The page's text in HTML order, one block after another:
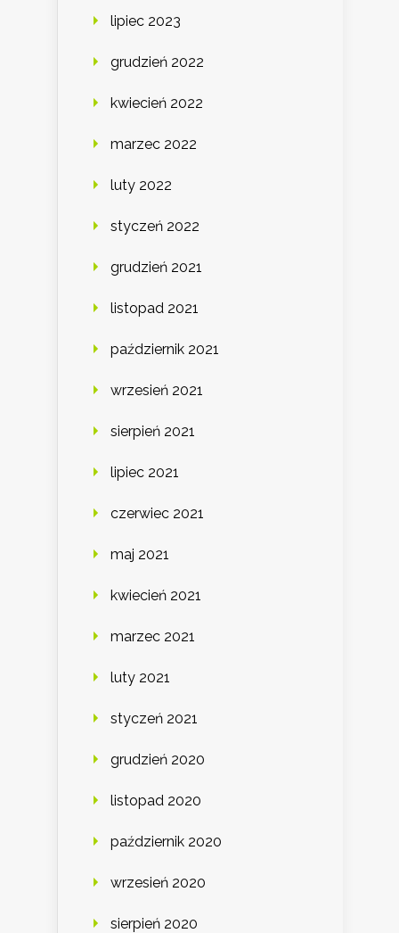
lipiec 2023
grudzień 2022
kwiecień 2022
marzec 2022
luty 2022
styczeń 2022
grudzień 2021
listopad 2021
październik 2021
wrzesień 2021
sierpień 2021
lipiec 2021
czerwiec 2021
maj 2021
kwiecień 2021
marzec 2021
luty 2021
styczeń 2021
grudzień 2020
listopad 2020
październik 2020
wrzesień 2020
sierpień 2020